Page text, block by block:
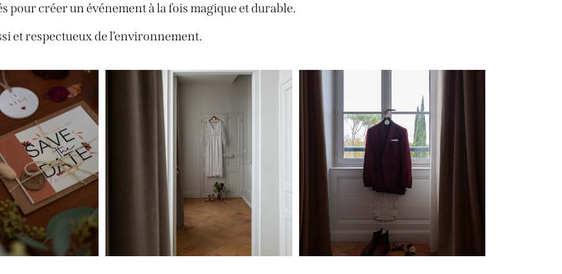
pour créer un événement à la fois magique et durable.
et respectueux de l’environnement.